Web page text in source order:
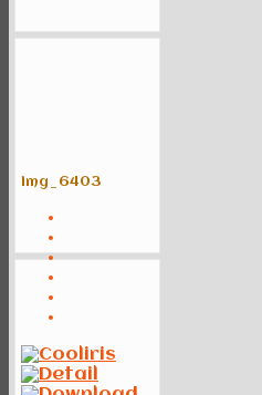
img_6403